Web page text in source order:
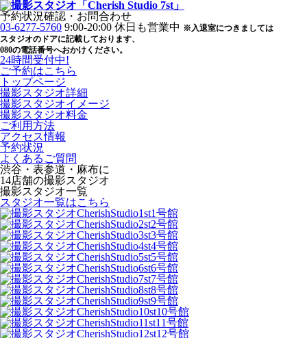
予約状況確認・お問合わせ
03-6277-5760 9:00-20:00 休日も営業中 ※入退室につきましては
スタジオのドアに記載しております、
080の電話番号へおかけください。
24時間受付中!
ご予約はこちら
トップページ
撮影スタジオ詳細
撮影スタジオイメージ
撮影スタジオ料金
ご利用方法
アクセス情報
予約状況
よくあるご質問
渋谷・表参道・麻布に
14店舗の撮影スタジオ
撮影スタジオ一覧
スタジオ一覧はこちら
1号館
2号館
3号館
4号館
5号館
6号館
7号館
8号館
9号館
10号館
11号館
12号館